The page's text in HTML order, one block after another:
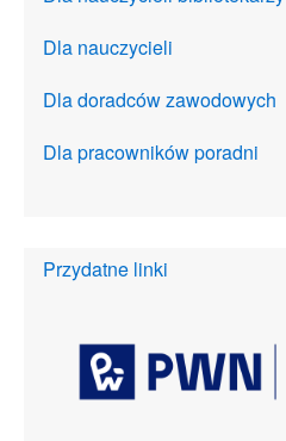
Dla nauczycieli
Dla doradców zawodowych
Dla pracowników poradni
Przydatne linki